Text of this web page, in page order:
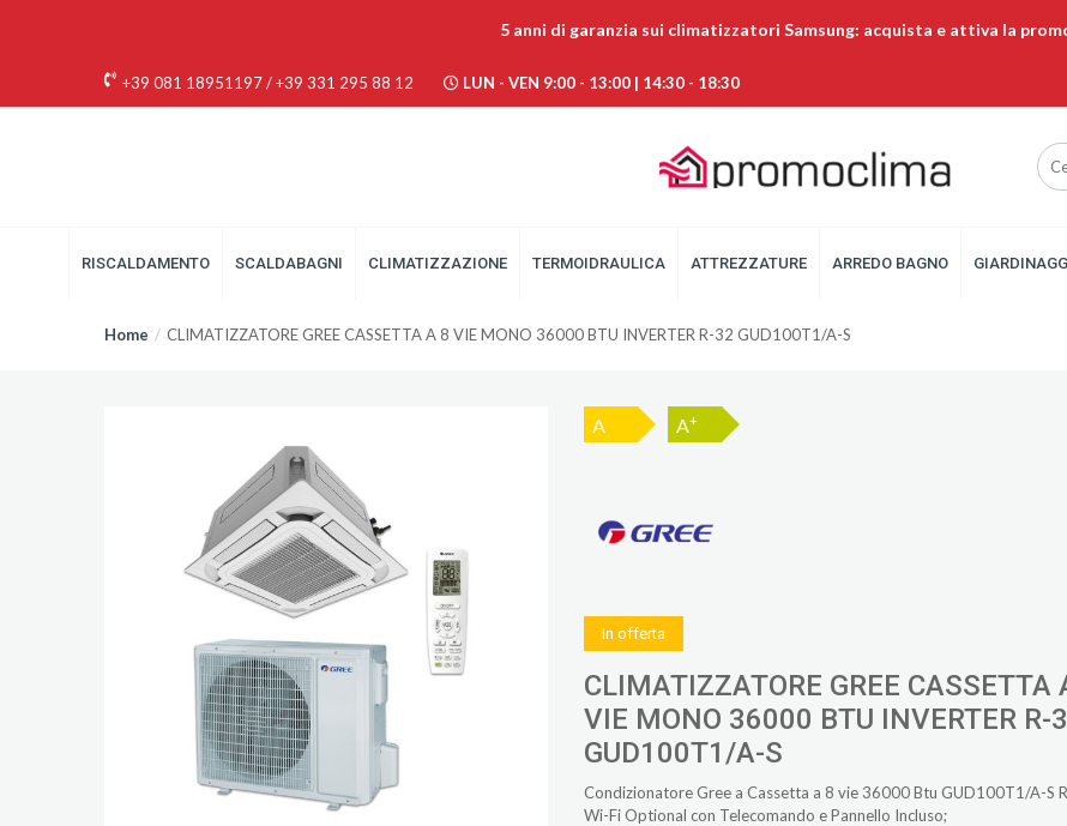
5 anni di garanzia sui climatizzatori Samsung: acquista e attiva la
+39 081 18951197/+39 331 295 88 12 LUN - VEN 9:00 - 13:00 | 14:30 - 18:30
RISCALDAMENTO SCALDABAGNI CLIMATIZZAZIONE TERMOIDRAULICA ATTREZZATURE ARREDO BAGNO
Home CLIMATIZZATORE GREE CASSETTA A 8 VIE MONO 36000 BTU INVERTER R-32 GUD100T1/A-S
A A+
In offerta
CLIMATIZZATORE GREE CASSETTA
VIE MONO 36000 BTU INVERTER R-
GUD100T1/A-S
Condizionatore Gree a Cassetta a 8 vie 36000 Btu GUD100T1/A-S
Wi-Fi Optional con Telecomando e Pannello Incluso;